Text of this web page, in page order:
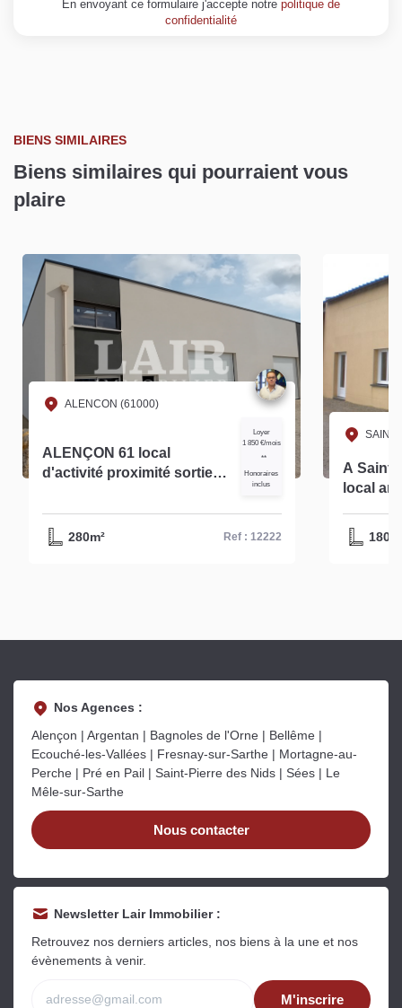
En envoyant ce formulaire j'accepte notre politique de
confidentialité
BIENS SIMILAIRES
Biens similaires qui pourraient vous
plaire
ALENCON (61000)
ALENÇON 61 local
d'activité proximité sortie
280m² -réf 12222
Loyer
1 850 €/mois
**
Honoraires
inclus
280m² Ref : 12222
SAINT
A Saint Paterne à louer
local
Nos Agences :
Alençon | Argentan | Bagnoles de l'Orne | Bellême |
Ecouché-les-Vallées | Fresnay-sur-Sarthe | Mortagne-au-
Perche | Pré en Pail | Saint-Pierre des Nids | Sées | Le
Mêle-sur-Sarthe
Nous contacter
Newsletter Lair Immobilier :
Retrouvez nos derniers articles, nos biens à la une et nos
évènements à venir.
M'inscrire